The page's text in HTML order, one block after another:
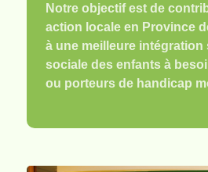
Notre objectif est de
action locale en Province
à une meilleure intégration
sociale des enfants à
ou porteurs de handicap